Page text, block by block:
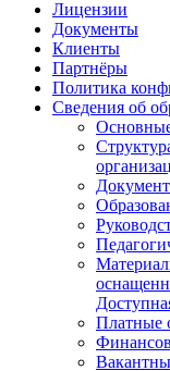
Лицензии
Документы
Клиенты
Партнёры
Политика
Сведения об
Платные